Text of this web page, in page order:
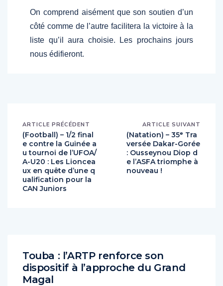
On comprend aisément que son soutien d’un
côté comme de l’autre facilitera la victoire à la
liste qu’il aura choisie. Les prochains jours
nous édifieront.
ARTICLE PRÉCÉDENT
(Football) – 1/2 final
e contre la Guinée a
u tournoi de l’UFOA/
A-U20 : Les Lioncea
ux en quête d’une q
ualification pour la
CAN Juniors
ARTICLE SUIVANT
(Natation) – 35ᵉ Tra
versée Dakar-Gorée
: Ousseynou Diop d
e l’ASFA triomphe à
nouveau !
Touba : l’ARTP renforce son
dispositif à l’approche du Grand
Magal